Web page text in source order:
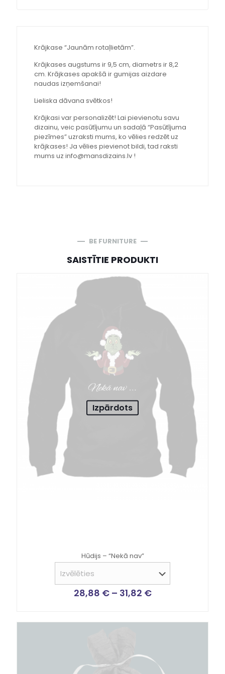
Krājkase “Jaunām rotaļlietām”.
Krājkases augstums ir 9,5 cm, diametrs ir 8,2
cm. Krājkases apakšā ir gumijas aizdare
naudas izņemšanai!
Lieliska dāvana svētkos!
Krājkasi var personalizēt! Lai pievienotu savu
dizainu, veic pasūtījumu un sadaļā “Pasūtījuma
piezīmes” uzraksti mums, ko vēlies redzēt uz
krājkases! Ja vēlies pievienot bildi, tad raksti
mums uz info@mansdizains.lv !
BE FURNITURE
SAISTĪTIE PRODUKTI
Izpārdots
Hūdijs – “Nekā nav”
28,88 € – 31,82 €